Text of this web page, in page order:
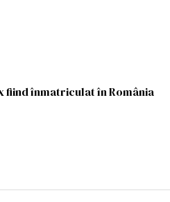
fiind înmatriculat în România